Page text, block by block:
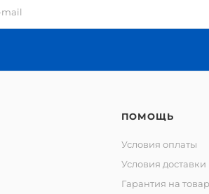
ПОМОЩЬ
Условия оплаты
Условия доставки
Гарантия на товар